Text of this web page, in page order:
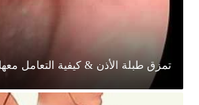
تمزق طبلة الأذن & كيفية التعامل معها